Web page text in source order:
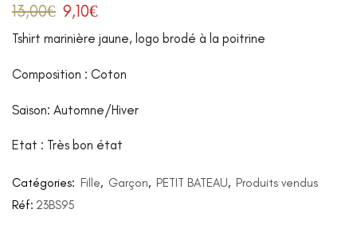
13,00€ 9,10€
Tshirt marinière jaune, logo brodé à la poitrine
Composition : Coton
Saison: Automne/Hiver
Etat : Très bon état
Catégories: Fille, Garçon, PETIT BATEAU, Produits vendus
Réf: 23BS95